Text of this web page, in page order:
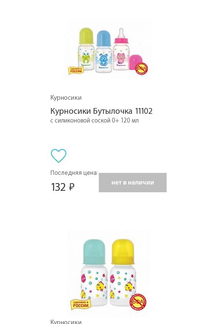
Курносики
Курносики Бутылочка 11102
с силиконовой соской 0+ 120 мл
Последняя цена:
132 нет в наличии
Курносики